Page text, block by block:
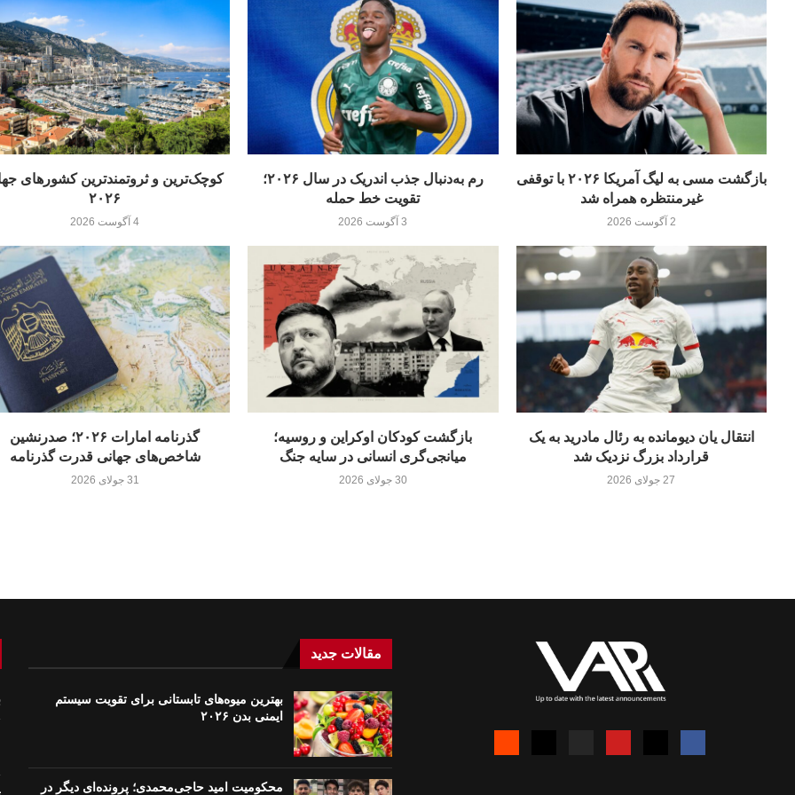
کوچک‌ترین و ثروتمندترین کشورهای
۲۰۲۶
4 آگوست 2026
رم به‌دنبال جذب اندریک در سال ۲۰۲۶؛
تقویت خط حمله
3 آگوست 2026
بازگشت مسی به لیگ آمریکا ۲۰۲۶ با توقفی
غیرمنتظره همراه شد
2 آگوست 2026
گذرنامه امارات ۲۰۲۶؛ صدرنشین
شاخص‌های جهانی قدرت گذرنامه
31 جولای 2026
بازگشت کودکان اوکراین و روسیه؛
میانجی‌گری انسانی در سایه جنگ
30 جولای 2026
انتقال یان دیومانده به رئال مادرید به یک
قرارداد بزرگ نزدیک شد
27 جولای 2026
مقالات جدید
بهترین میوه‌های تابستانی برای تقویت سیستم
ایمنی بدن ۲۰۲۶
محکومیت امید حاجی‌محمدی؛ پرونده‌ای دیگر در